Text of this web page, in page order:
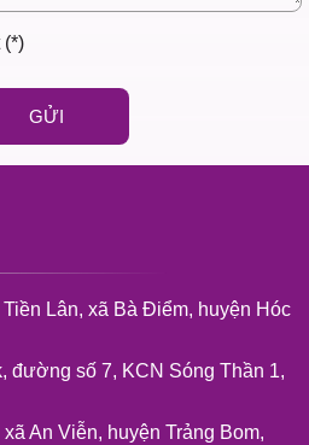
GỬI
(*)
Lân, xã Bà Điểm, huyện Hóc
đường số 7, KCN Sóng Thần 1,
An Viễn, huyện Trảng Bom,